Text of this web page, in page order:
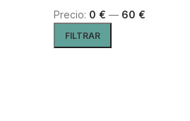
Precio mínimo
Precio máximo
FILTRAR
Precio: 0 € — 60 €